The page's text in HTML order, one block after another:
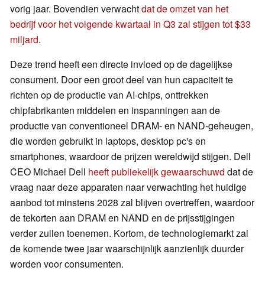
vorig jaar. Bovendien verwachtdat de omzet van het
bedrijf voor het volgende kwartaal in Q3 zal stijgen tot $33
miljard.
Deze trend heeft een directe invloed op de dagelijkse
consument. Door een groot deel van hun capaciteit te
richten op de productie van AI-chips, onttrekken
chipfabrikanten middelen en inspanningen aan de
productie van conventioneel DRAM- en NAND-geheugen,
die worden gebruikt in laptops, desktop pc's en
smartphones, waardoor de prijzen wereldwijd stijgen. Dell
CEO Michael Dell heeft publiekelijk gewaarschuwd dat de
vraag naar deze apparaten naar verwachting het huidige
aanbod tot minstens 2028 zal blijven overtreffen, waardoor
de tekorten aan DRAM en NAND en de prijsstijgingen
verder zullen toenemen. Kortom, de technologiemarkt zal
de komende twee jaar waarschijnlijk aanzienlijk duurder
worden voor consumenten.